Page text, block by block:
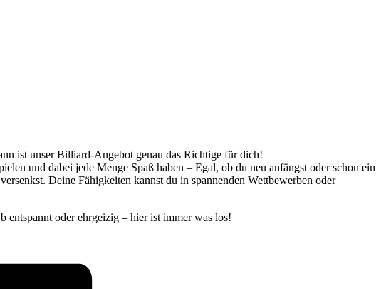
ist unser Billiard-Angebot genau das Richtige für dich!
und dabei jede Menge Spaß haben – Egal, ob du neu anfängst oder schon ein
Deine Fähigkeiten kannst du in spannenden Wettbewerben oder
oder ehrgeizig – hier ist immer was los!